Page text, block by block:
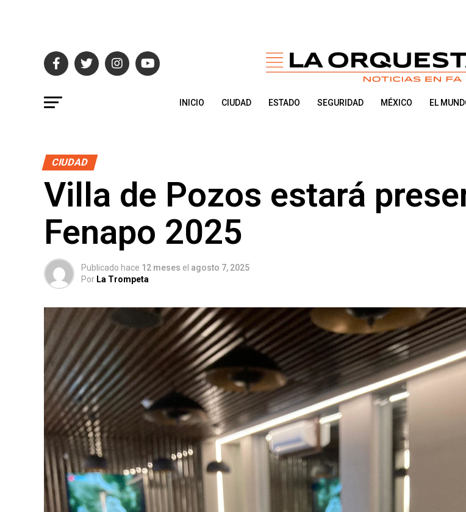
INICIO CIUDAD ESTADO SEGURIDAD MÉXICO EL
CIUDAD
Villa de Pozos estará
Fenapo 2025
Publicado hace 12 meses el agosto 7, 2025
Por La Trompeta